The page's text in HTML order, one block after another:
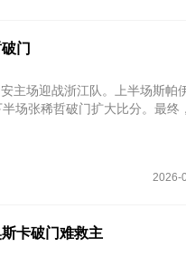
门
主场迎战浙江队。上半场斯帕
场张稀哲破门扩大比分。最终
2026-
卡破门难救主